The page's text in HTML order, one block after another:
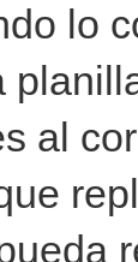
lo
al